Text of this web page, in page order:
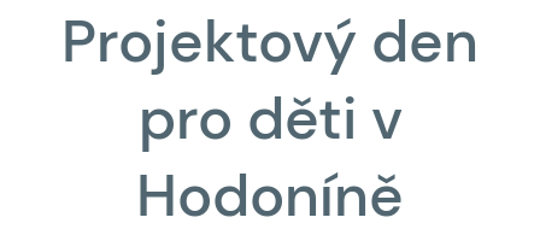
Projektový den
pro děti v
Hodoníně